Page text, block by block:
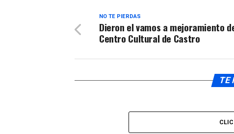
NO TE PIERDAS
Dieron el vamos a mejoramiento
Centro Cultural de Castro
TE